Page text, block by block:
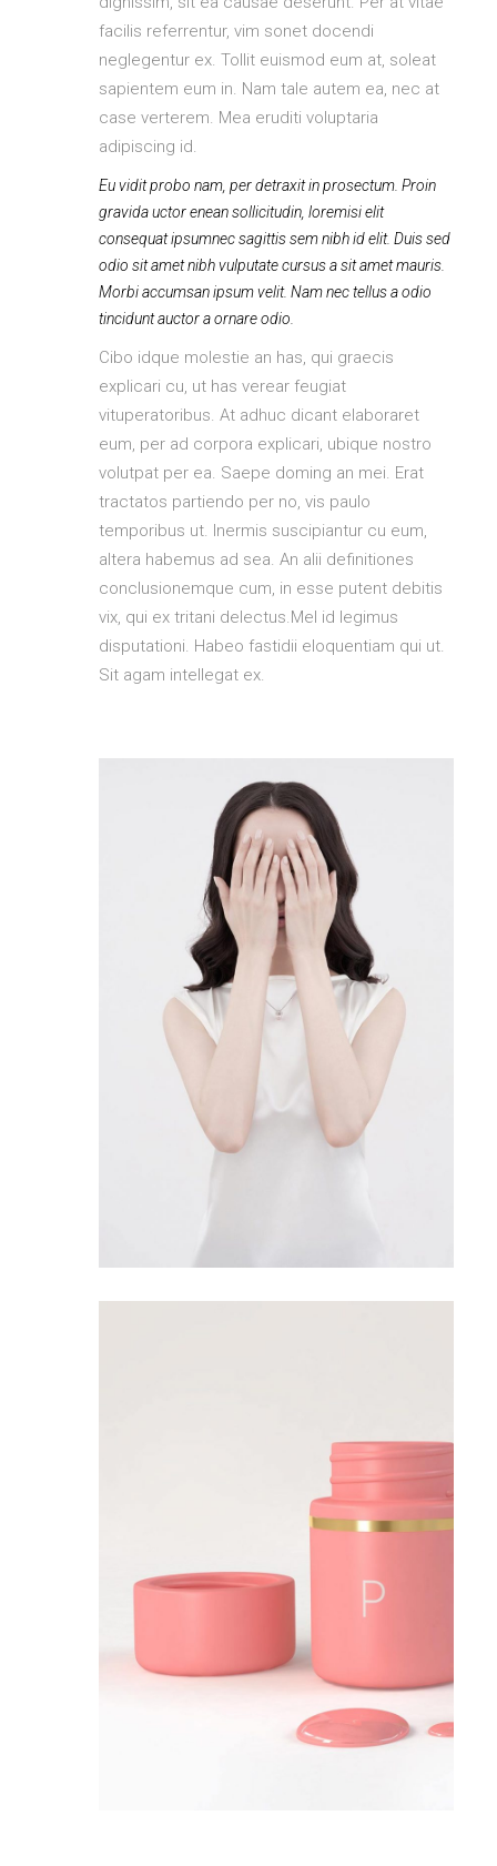
facilis referrentur, vim sonet docendi
neglegentur ex. Tollit euismod eum at, soleat
sapientem eum in. Nam tale autem ea, nec at
case verterem. Mea eruditi voluptaria
adipiscing id.
Eu vidit probo nam, per detraxit in prosectum. Proin
gravida uctor enean sollicitudin, loremisi elit
consequat ipsumnec sagittis sem nibh id elit. Duis sed
odio sit amet nibh vulputate cursus a sit amet mauris.
Morbi accumsan ipsum velit. Nam nec tellus a odio
tincidunt auctor a ornare odio.
Cibo idque molestie an has, qui graecis
explicari cu, ut has verear feugiat
vituperatoribus. At adhuc dicant elaboraret
eum, per ad corpora explicari, ubique nostro
volutpat per ea. Saepe doming an mei. Erat
tractatos partiendo per no, vis paulo
temporibus ut. Inermis suscipiantur cu eum,
altera habemus ad sea. An alii definitiones
conclusionemque cum, in esse putent debitis
vix, qui ex tritani delectus.Mel id legimus
disputationi. Habeo fastidii eloquentiam qui ut.
Sit agam intellegat ex.